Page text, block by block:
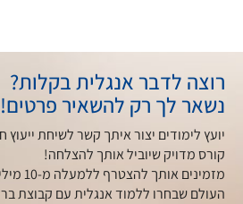
רוצה לדבר אנגלית בקלות?
נשאר לך רק להשאיר פרטים!
יועץ לימודים יצור איתך קשר לשיחת ייעוץ
קורס מדויק שיוביל אותך להצלחה!
העולם שבחרו ללמוד אנגלית עם קבוצת